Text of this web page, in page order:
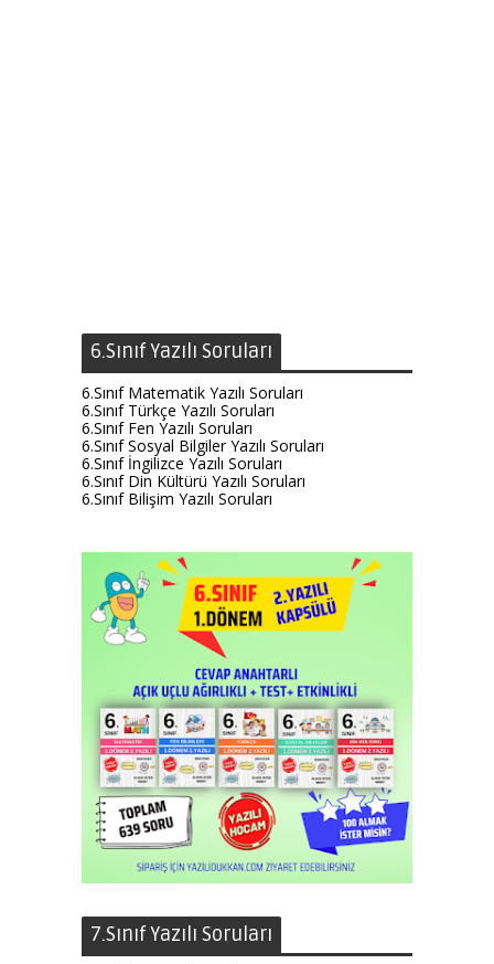
6.Sınıf Yazılı Soruları
6.Sınıf Matematik Yazılı Soruları
6.Sınıf Türkçe Yazılı Soruları
6.Sınıf Fen Yazılı Soruları
6.Sınıf Sosyal Bilgiler Yazılı Soruları
6.Sınıf İngilizce Yazılı Soruları
6.Sınıf Din Kültürü Yazılı Soruları
6.Sınıf Bilişim Yazılı Soruları
7.Sınıf Yazılı Soruları